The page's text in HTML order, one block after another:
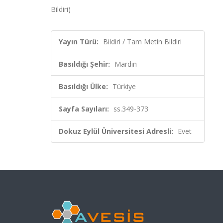
Bildiri)
Yayın Türü: Bildiri / Tam Metin Bildiri
Basıldığı Şehir: Mardin
Basıldığı Ülke: Türkiye
Sayfa Sayıları: ss.349-373
Dokuz Eylül Üniversitesi Adresli: Evet